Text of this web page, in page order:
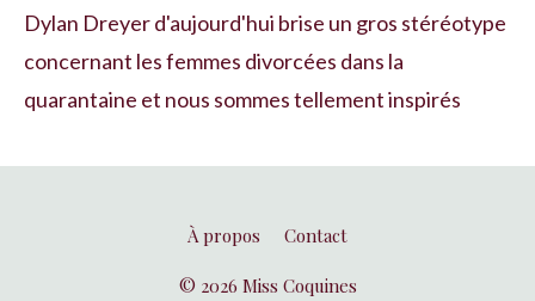
Dylan Dreyer d'aujourd'hui brise un gros stéréotype
concernant les femmes divorcées dans la
quarantaine et nous sommes tellement inspirés
À propos Contact
© 2026 Miss Coquines